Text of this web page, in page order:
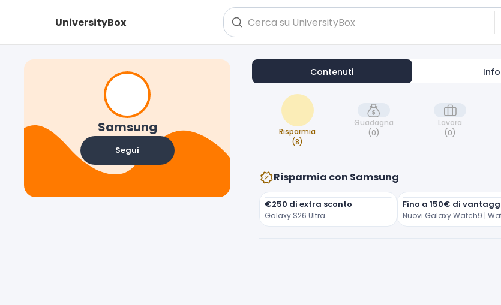
UniversityBox
Samsung
Segui
Contenuti Info
Risparmia
(8)
Guadagna
(0)
Lavora
(0)
Risparmia con Samsung
€250 di extra sconto
Galaxy S26 Ultra
Fino a 150€ di